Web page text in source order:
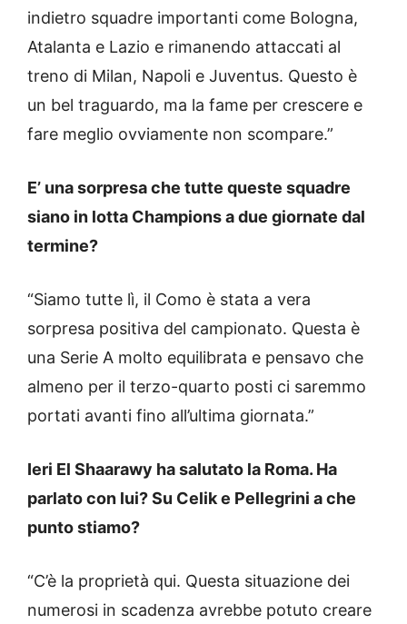
indietro squadre importanti come Bologna,
Atalanta e Lazio e rimanendo attaccati al
treno di Milan, Napoli e Juventus. Questo è
un bel traguardo, ma la fame per crescere e
fare meglio ovviamente non scompare.”
E’ una sorpresa che tutte queste squadre
siano in lotta Champions a due giornate dal
termine?
“Siamo tutte lì, il Como è stata a vera
sorpresa positiva del campionato. Questa è
una Serie A molto equilibrata e pensavo che
almeno per il terzo-quarto posti ci saremmo
portati avanti fino all’ultima giornata.”
Ieri El Shaarawy ha salutato la Roma. Ha
parlato con lui? Su Celik e Pellegrini a che
punto stiamo?
“C’è la proprietà qui. Questa situazione dei
numerosi in scadenza avrebbe potuto creare